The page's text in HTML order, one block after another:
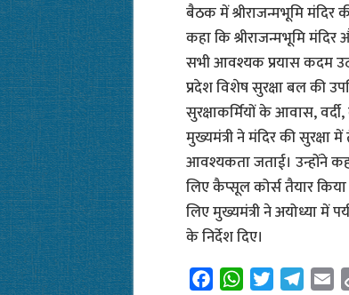
बैठक में श्रीराजन्मभूमि मंदिर
कहा कि श्रीराजन्मभूमि मंदिर
सभी आवश्यक प्रयास कदम
प्रदेश विशेष सुरक्षा बल की
सुरक्षाकर्मियों के आवास,
मुख्यमंत्री ने मंदिर की सुरक्षा
आवश्यकता जताई। उन्होंने
लिए कैप्सूल कोर्स तैयार
लिए मुख्यमंत्री ने अयोध्या में
के निर्देश दिए।
W